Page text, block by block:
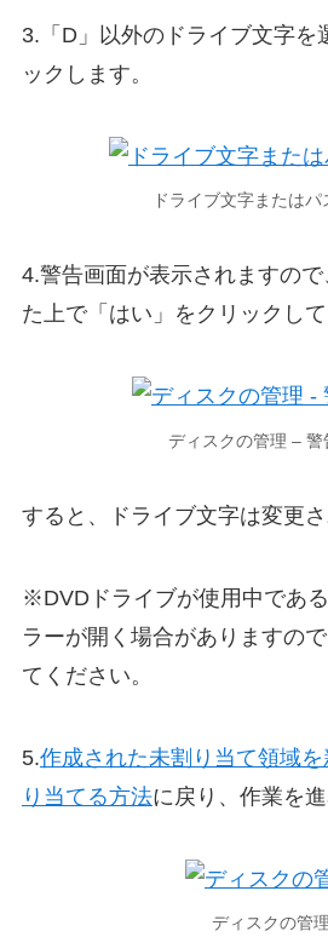
3.「D」以外のドライブ文字を
ックします。
ドライブ文字またはパ
4.警告画面が表示されますの
た上で「はい」をクリックして
ディスクの管理 – 警
すると、ドライブ文字は変更さ
※DVDドライブが使用中であ
ラーが開く場合がありますの
てください。
5.作成された未割り当て領域
り当てる方法に戻り、作業を進
ディスクの管理